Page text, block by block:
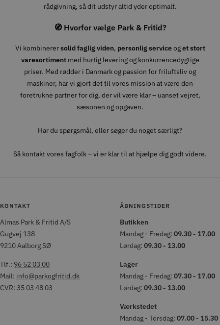
rådgivning, så dit udstyr altid yder optimalt.
🧭 Hvorfor vælge Park & Fritid?
Vi kombinerersolid faglig viden, personlig serviceoget stort
varesortimentmed hurtig levering og konkurrencedygtige
priser. Med rødder i Danmark og passion for friluftsliv og
maskiner, har vi gjort det til vores mission at være den
foretrukne partner for dig, der vil være klar – uanset vejret,
sæsonen og opgaven.
Har du spørgsmål, eller søger du noget særligt?
Så kontakt vores fagfolk – vi er klar til at hjælpe dig godt videre.
KONTAKT
Almas Park & Fritid A/S
Gugvej 138
9210 Aalborg SØ
Tlf.: 96 52 03 00
Mail: info@parkogfritid.dk
CVR: 35 03 48 03
ÅBNINGSTIDER
Butikken
Mandag - Fredag: 09.30 - 17.00
Lørdag: 09.30 - 13.00
Lager
Mandag - Fredag: 07.30 - 17.00
Lørdag: 09.30 - 13.00
Værkstedet
Mandag - Torsdag: 07.00 - 15.30